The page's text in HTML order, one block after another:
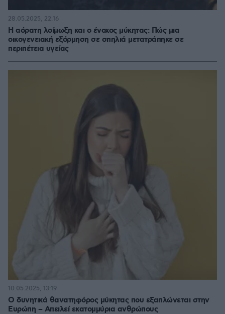
Η αόρατη λοίμωξη και ο ένοχος μύκητας: Πώς μια
οικογενειακή εξόρμηση σε σπηλιά μετατράπηκε σε
περιπέτεια υγείας
28.05.2025, 22:16
Ο δυνητικά θανατηφόρος μύκητας που εξαπλώνεται στην
Ευρώπη – Απειλεί εκατομμύρια ανθρώπους
10.05.2025, 13:19